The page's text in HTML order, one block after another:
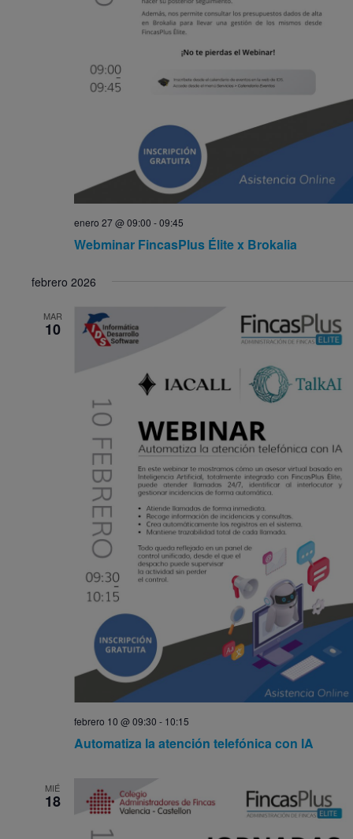
enero 27 @ 09:00 -09:45
Webminar FincasPlus Élite x Brokalia
febrero 2026
MAR
10
febrero 10 @ 09:30 - 10:15
Automatiza la atención telefónica con IA
MIÉ
18